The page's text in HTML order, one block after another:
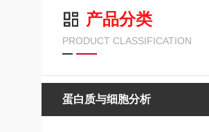
产品分类
PRODUCT CLASSIFICATION
蛋白质与细胞分析